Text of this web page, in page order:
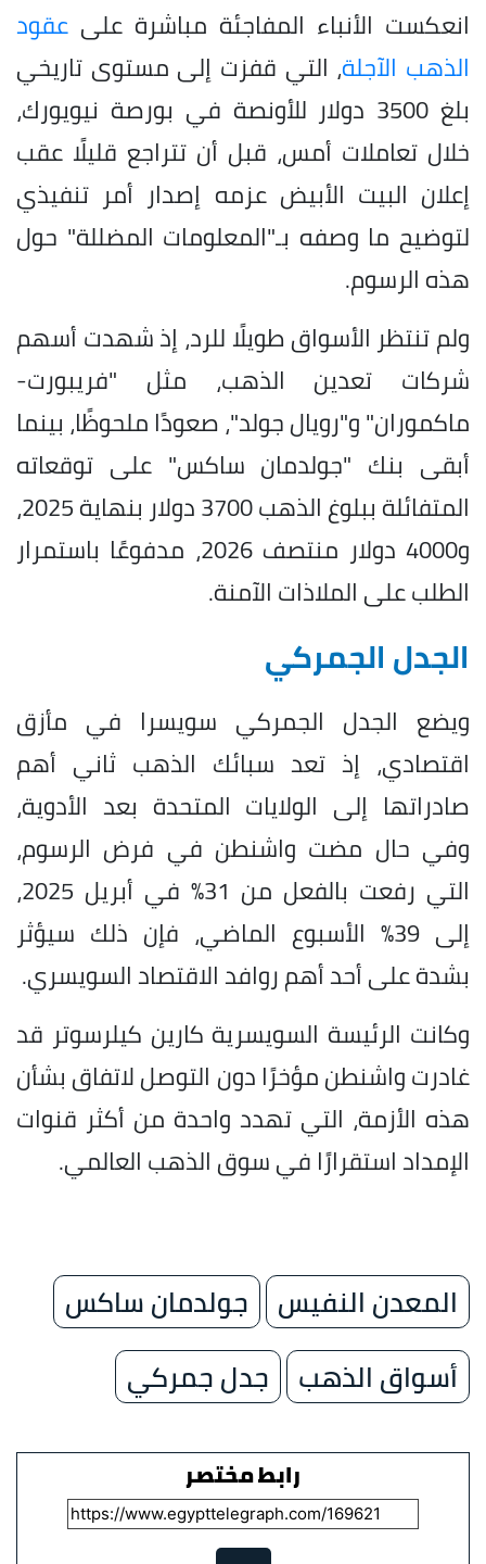
انعكست الأنباء المفاجئة مباشرة على عقود
الذهب الآجلة، التي قفزت إلى مستوى تاريخي
بلغ 3500 دولار للأونصة في بورصة نيويورك،
خلال تعاملات أمس، قبل أن تتراجع قليلًا عقب
إعلان البيت الأبيض عزمه إصدار أمر تنفيذي
لتوضيح ما وصفه بـ"المعلومات المضللة" حول
هذه الرسوم.
ولم تنتظر الأسواق طويلًا للرد، إذ شهدت أسهم
شركات تعدين الذهب، مثل "فريبورت-
ماكموران" و"رويال جولد"، صعودًا ملحوظًا، بينما
أبقى بنك "جولدمان ساكس" على توقعاته
المتفائلة ببلوغ الذهب 3700 دولار بنهاية 2025،
و4000 دولار منتصف 2026، مدفوعًا باستمرار
الطلب على الملاذات الآمنة.
الجدل الجمركي
ويضع الجدل الجمركي سويسرا في مأزق
اقتصادي، إذ تعد سبائك الذهب ثاني أهم
صادراتها إلى الولايات المتحدة بعد الأدوية،
وفي حال مضت واشنطن في فرض الرسوم،
التي رفعت بالفعل من 31% في أبريل 2025،
إلى 39% الأسبوع الماضي، فإن ذلك سيؤثر
بشدة على أحد أهم روافد الاقتصاد السويسري.
وكانت الرئيسة السويسرية كارين كيلرسوتر قد
غادرت واشنطن مؤخرًا دون التوصل لاتفاق بشأن
هذه الأزمة، التي تهدد واحدة من أكثر قنوات
الإمداد استقرارًا في سوق الذهب العالمي.
المعدن النفيس
جولدمان ساكس
أسواق الذهب
جدل جمركي
رابط مختصر